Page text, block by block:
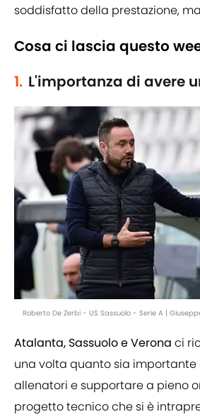
soddisfatto della prestazione,
Cosa ci lascia questo
1. L'importanza di avere
Roberto De Zerbi - US Sassuolo - Serie A |
Atalanta, Sassuolo e Verona ci
una volta quanto sia
allenatori e supportare a pieno
progetto tecnico che si è